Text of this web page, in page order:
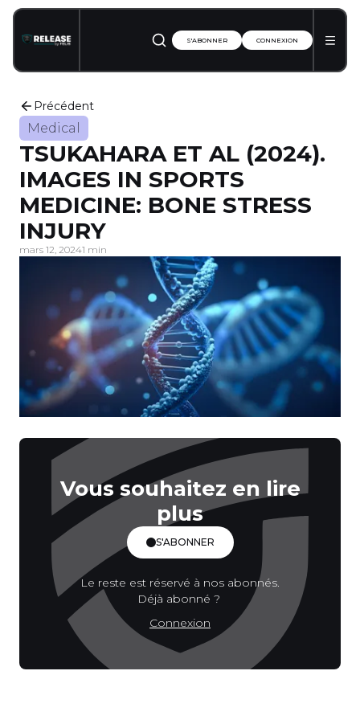
S'ABONNER CONNEXION
Précédent
Medical
TSUKAHARA ET AL (2024).
IMAGES IN SPORTS
MEDICINE: BONE STRESS
INJURY
mars 12, 20241 min
Vous souhaitez en lire
plus
S'ABONNER
Le reste est réservé à nos abonnés.
Déjà abonné ?
Connexion